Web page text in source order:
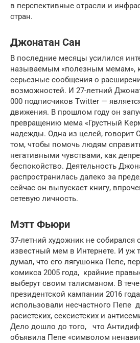
в перспективные отрасли и
стран.
Джонатан Сан
В последние месяцы усилился
называемым «полезным мемам»,
серьезные сообщения о
возможностей. И 27-летний
000 подписчиков Twitter —
движения. В прошлом году он
превращению мема «Грустный
надежды. Одна из целей, говорит
том, чтобы помочь людям
негативными чувствами, как
беспокойство. Деятельность
распространилась далеко за
сейчас он выпускает книгу,
сетевую личность.
Мэтт Фьюри
37-летний художник не собирался
известный мем в Интернете. И уж
думал, что его лягушонка Пепе,
комикса 2005 года, крайние
выберут своим талисманом. В
президентской кампании 2016
использовали несчастного Пепе
расистских, сексистских и
Дело дошло до того, что
объявила Пепе «символом